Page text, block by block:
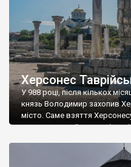
Херсонес
У 988 році, після кількох
князь Володимир захопив
місто. Саме взяття
диктувати свої умови
Херсонесі Володимир-
А потім було Хрещення